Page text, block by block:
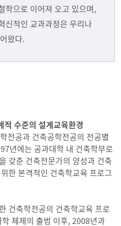
학으로 이어져 오고 있으며,
신적인 교과과정은 우리나
왔다.
적 수준의 설계교육환경
전공과 건축공학전공의 전공별
년에는 공과대학 내 건축학부로
갖춘 건축전문가의 양성과 건축
한 본격적인 건축학교육 프로그
건축학전공의 건축학교육 프로
체제의 출범 이후, 2008년과